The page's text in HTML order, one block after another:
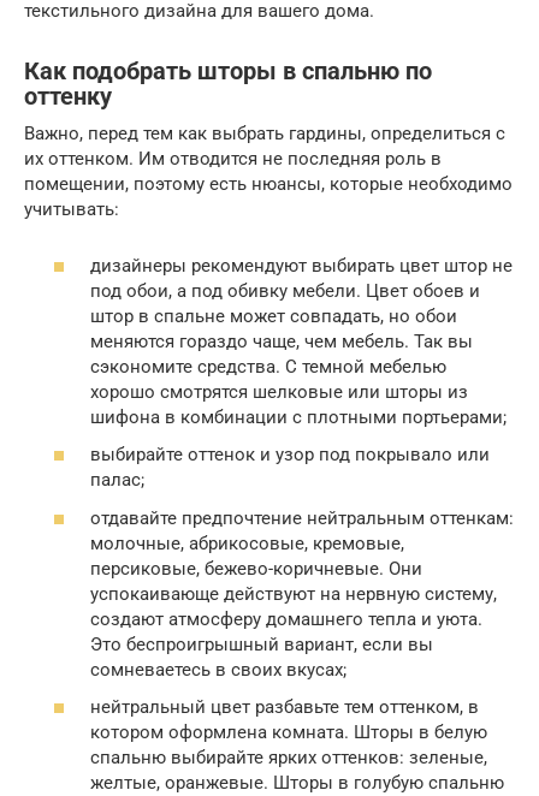
текстильного дизайна для вашего дома.
Как подобрать шторы в спальню по
оттенку
Важно, перед тем как выбрать гардины, определиться с
их оттенком. Им отводится не последняя роль в
помещении, поэтому есть нюансы, которые необходимо
учитывать:
дизайнеры рекомендуют выбирать цвет штор не
под обои, а под обивку мебели. Цвет обоев и
штор в спальне может совпадать, но обои
меняются гораздо чаще, чем мебель. Так вы
сэкономите средства. С темной мебелью
хорошо смотрятся шелковые или шторы из
шифона в комбинации с плотными портьерами;
выбирайте оттенок и узор под покрывало или
палас;
отдавайте предпочтение нейтральным оттенкам:
молочные, абрикосовые, кремовые,
персиковые, бежево-коричневые. Они
успокаивающе действуют на нервную систему,
создают атмосферу домашнего тепла и уюта.
Это беспроигрышный вариант, если вы
сомневаетесь в своих вкусах;
нейтральный цвет разбавьте тем оттенком, в
котором оформлена комната. Шторы в белую
спальню выбирайте ярких оттенков: зеленые,
желтые, оранжевые. Шторы в голубую спальню